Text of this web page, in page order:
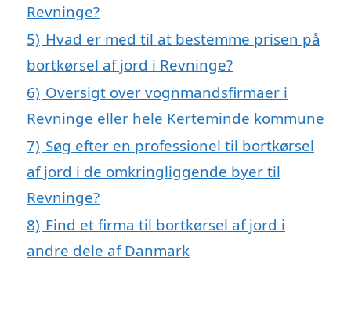
Revninge?
5) Hvad er med til at bestemme prisen på
bortkørsel af jord i Revninge?
6) Oversigt over vognmandsfirmaer i
Revninge eller hele Kerteminde kommune
7) Søg efter en professionel til bortkørsel
af jord i de omkringliggende byer til
Revninge?
8) Find et firma til bortkørsel af jord i
andre dele af Danmark